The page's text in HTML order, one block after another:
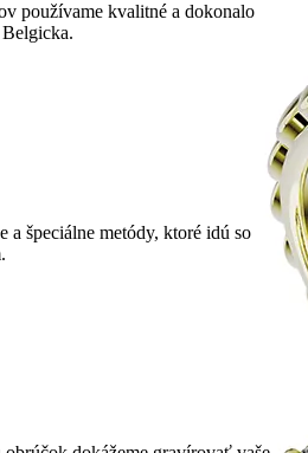
používame kvalitné a dokonalo
a špeciálne metódy, ktoré idú so